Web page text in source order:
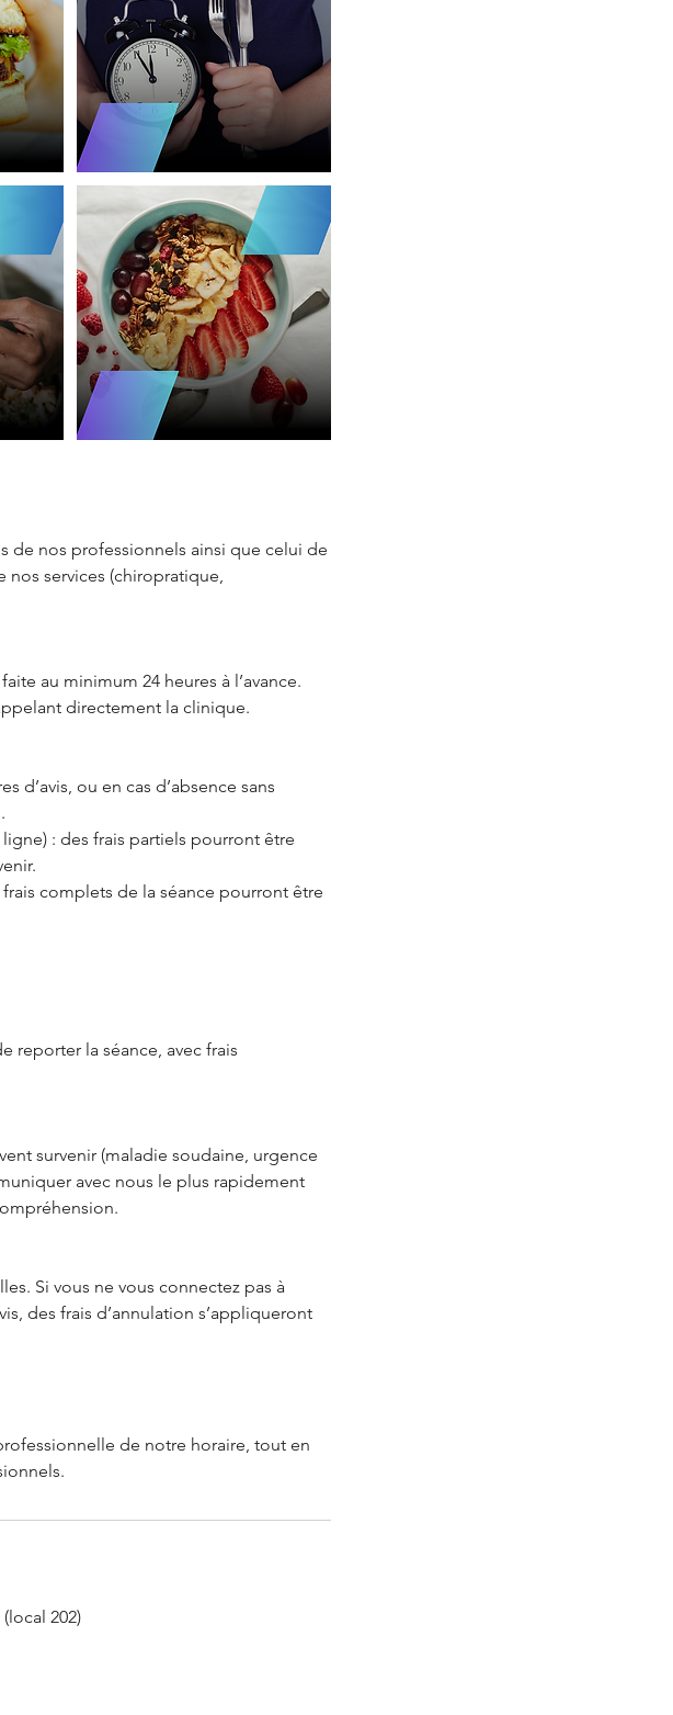
de nos professionnels ainsi que celui de
nos services (chiropratique,
au minimum 24 heures à l’avance.
directement la clinique.
d’avis, ou en cas d’absence sans
: des frais partiels pourront être
complets de la séance pourront être
reporter la séance, avec frais
survenir (maladie soudaine, urgence
avec nous le plus rapidement
Si vous ne vous connectez pas à
des frais d’annulation s’appliqueront
de notre horaire, tout en
202)